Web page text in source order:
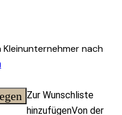
nach
Zur Wunschliste
hinzufügenVon der